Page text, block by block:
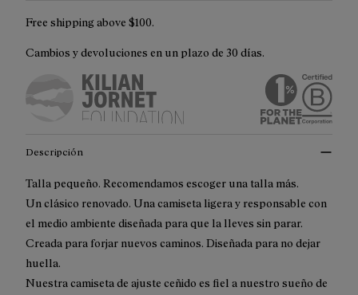
Free shipping above $100.
Cambios y devoluciones en un plazo de 30 días.
Descripción
Talla pequeño. Recomendamos escoger una talla más.
Un clásico renovado. Una camiseta ligera y responsable con
el medio ambiente diseñada para que la lleves sin parar.
Creada para forjar nuevos caminos. Diseñada para no dejar
huella.
Nuestra camiseta de ajuste ceñido es fiel a nuestro sueño de